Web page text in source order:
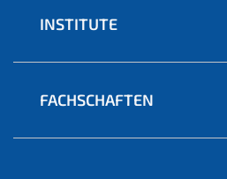
INSTITUTE
FACHSCHAFTEN